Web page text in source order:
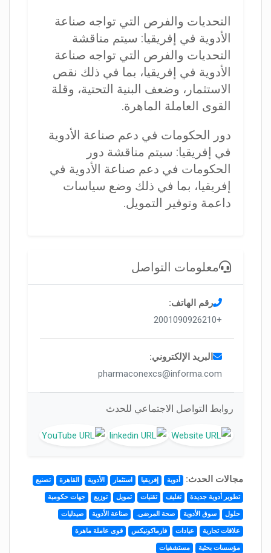
التحديات والفرص التي تواجه صناعة
الأدوية في إفريقيا: سيتم مناقشة
التحديات والفرص التي تواجه صناعة
الأدوية في إفريقيا، بما في ذلك نقص
الاستثمار، وضعف البنية التحتية، وقلة
القوى العاملة الماهرة.
دور الحكومات في دعم صناعة الأدوية
في إفريقيا: سيتم مناقشة دور
الحكومات في دعم صناعة الأدوية في
إفريقيا، بما في ذلك وضع سياسات
داعمة وتوفير التمويل.
معلومات التواصل
رقم الهاتف:
+2001090926210
البريد الإلكتروني:
pharmaconexcs@informa.com
روابط التواصل الاجتماعي للحدث
مجالات الحدث: أدوية إفريقيا استثمار الأدوية القاهرة تصنيع
تطوير أدوية جديدة تغليف تقنيات تمويل توزيع جهات حكومية
حلول سوق الأدوية صحة المرضى. صناعة الأدوية صيدليات
علاقات تجارية عيادات فارماكونيكس قوى عاملة ماهرة
مؤسسات بحثية مستشفيات